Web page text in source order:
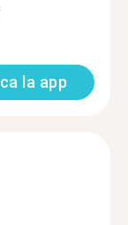
la app